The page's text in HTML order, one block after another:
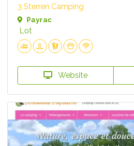
3 Sterren Camping
Payrac
Lot
Website